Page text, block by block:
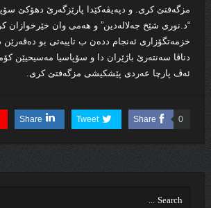
مزگەفتێ کری. و دپەیڤەکێدا پارێزگەرێ دهۆکێ
“د.نوری شێخ جەلالەدین” و هەمی وان خێرخوازان
خزمەتگۆزاری ئەنجام ددەن ب تایبەتی بو
دناڤا سەنتەرێ باژێران دا و سۆپاسیا مەسیحیێن
ئەڤ پارچا عەردی پێشکيشی مزگەفتێ کری.
Share 0
Tweet
Share